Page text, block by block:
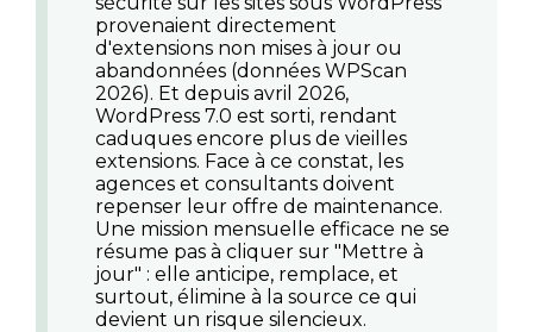
provenaient directement
d'extensions non mises à jour ou
abandonnées (données WPScan
2026). Et depuis avril 2026,
WordPress 7.0 est sorti, rendant
caduques encore plus de vieilles
extensions. Face à ce constat, les
agences et consultants doivent
repenser leur offre de maintenance.
Une mission mensuelle efficace ne se
résume pas à cliquer sur "Mettre à
jour" : elle anticipe, remplace, et
surtout, élimine à la source ce qui
devient un risque silencieux.